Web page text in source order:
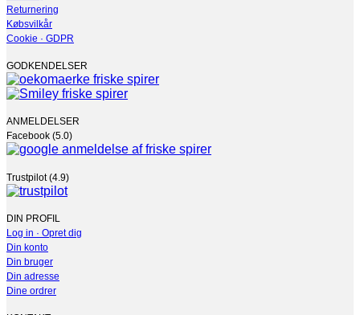
Returnering
Købsvilkår
Cookie · GDPR
GODKENDELSER
ANMELDELSER
Facebook (5.0)
Trustpilot (4.9)
DIN PROFIL
Log in · Opret dig
Din konto
Din bruger
Din adresse
Dine ordrer